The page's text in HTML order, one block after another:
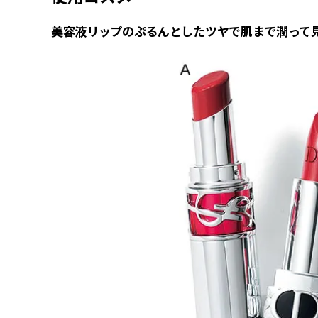
美容液リップのぷるんとしたツヤで肌まで潤って